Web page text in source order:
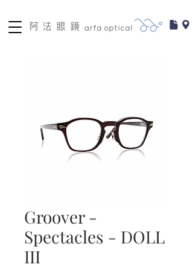
Groover -
Spectacles - DOLL
III